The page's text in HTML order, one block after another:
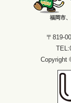
福岡市
〒819-
Copyright